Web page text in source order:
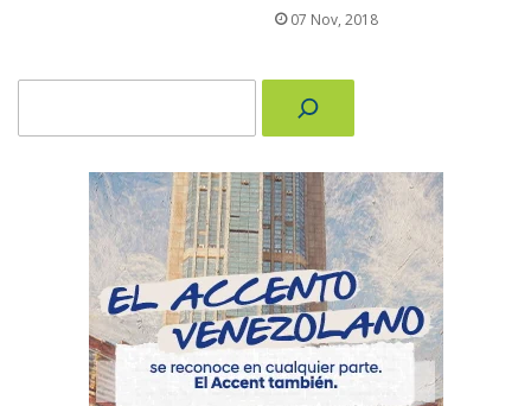
07 Nov, 2018